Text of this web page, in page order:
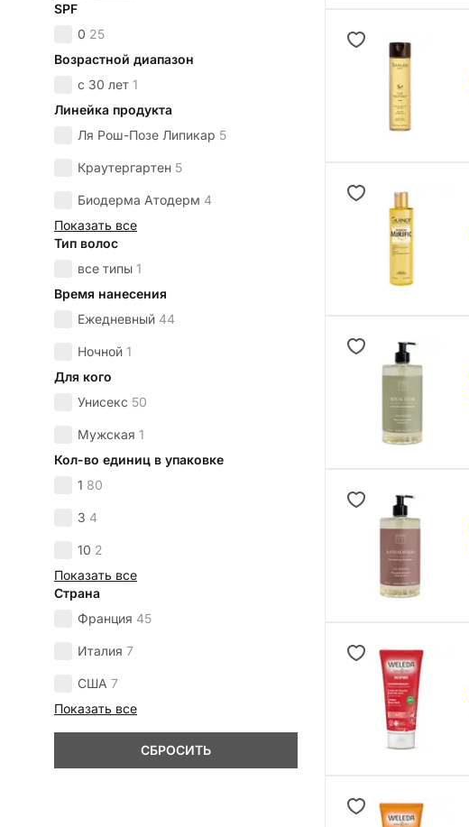
SPF
0 25
Возрастной диапазон
с 30 лет 1
Линейка продукта
Ля Рош-Позе Липикар 5
Краутергартен 5
Биодерма Атодерм 4
Показать все
Тип волос
все типы 1
Время нанесения
Ежедневный 44
Ночной 1
Для кого
Унисекс 50
Мужская 1
Кол-во единиц в упаковке
1 80
3 4
10 2
Показать все
Страна
Франция 45
Италия 7
США 7
Показать все
СБРОСИТЬ